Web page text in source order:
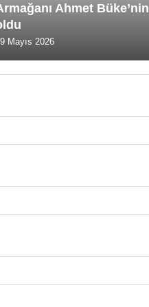
Ahmet Büke’nin
Mayıs 2026